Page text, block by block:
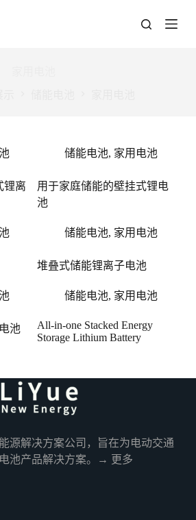
锂离
储能电池, 家用电池
用于家庭储能的壁挂式锂电
池
储能电池, 家用电池
堆叠式储能锂离子电池
池
储能电池, 家用电池
All-in-one Stacked Energy
Storage Lithium Battery
源解决方案公司，旨在为电动交通
池产品解决方案。
→ 更多